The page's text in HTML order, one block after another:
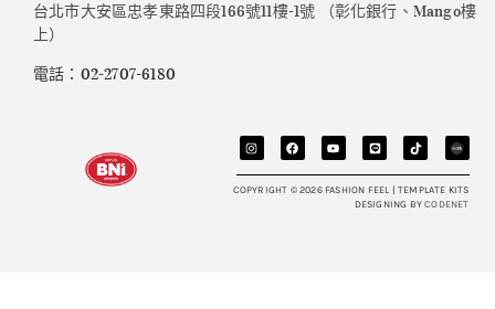
台北市大安區忠孝東路四段166號11樓-1號 （彰化銀行、Mango樓
上）
電話：02-2707-6180
COPYRIGHT © 2026 FASHION FEEL | TEMPLATE KITS
DESIGNING BYCODENET​